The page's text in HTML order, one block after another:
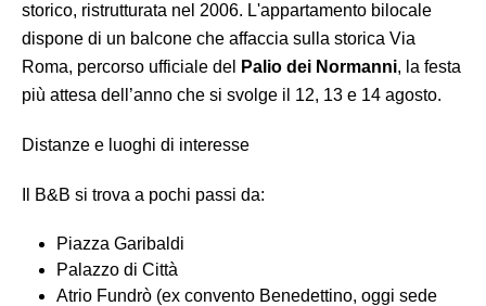
storico, ristrutturata nel 2006. L'appartamento bilocale
dispone di un balcone che affaccia sulla storica Via
Roma, percorso ufficiale del
Palio dei Normanni, la festa
più attesa dell’anno che si svolge il 12, 13 e 14 agosto.
Distanze e luoghi di interesse
Il B&B si trova a pochi passi da:
Piazza Garibaldi
Palazzo di Città
Atrio Fundrò (ex convento Benedettino, oggi sede